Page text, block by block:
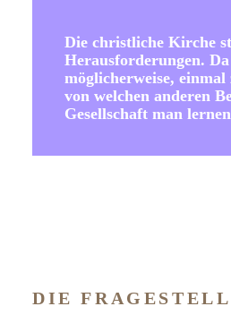
Die christliche Kirche
Herausforderungen.
möglicherweise, einmal
von welchen anderen
Gesellschaft man
DIE